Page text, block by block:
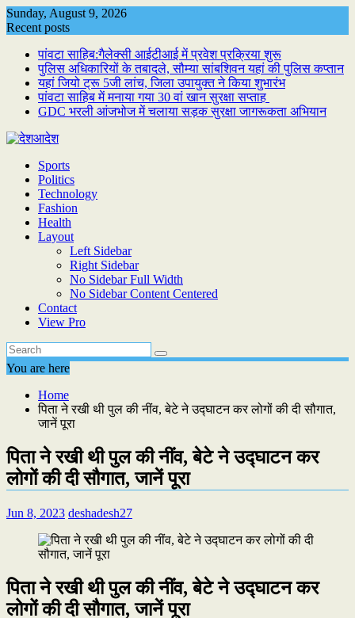
Skip
to
Sunday, August 9, 2026
Recent posts
पांवटा साहिब:गैलेक्सी आईटीआई में प्रवेश प्रक्रिया शुरू
पुलिस अधिकारियों के तबादले, सौम्या सांबशिवन यहां की पुलिस कप्तान
यहां जियो ट्रू 5जी लांच, जिला उपायुक्त ने किया शुभारंभ
पांवटा साहिब में मनाया गया 30 वां खान सुरक्षा सप्ताह
GDC भरली आंजभोज में चलाया सड़क सुरक्षा जागरूकता अभियान
Sports
Politics
Technology
Fashion
Health
Layout
Left Sidebar
Right Sidebar
No Sidebar Full Width
No Sidebar Content Centered
Contact
View Pro
You are here
Home
पिता ने रखी थी पुल की नींव, बेटे ने उद्घाटन कर लोगों की दी सौगात,
जानें पूरा
पिता ने रखी थी पुल की नींव, बेटे ने उद्घाटन कर
लोगों की दी सौगात, जानें पूरा
Jun 8, 2023 deshadesh27
पिता ने रखी थी पुल की नींव, बेटे ने उद्घाटन कर
लोगों की दी सौगात, जानें पूरा